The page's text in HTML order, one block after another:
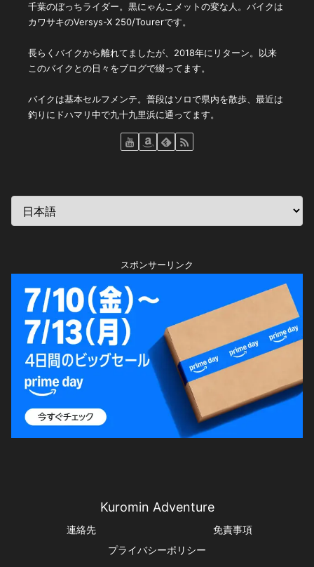
千葉のぼっちライダー。黒にゃんこメットの変な人。バイクは
カワサキのVersys-X 250/Tourerです。
長らくバイクから離れてましたが、2018年にリターン。以来
このバイクとの日々をブログで綴ってます。
バイクは基本セルフメンテ。普段はソロで県内を散歩、最近は
釣りにドハマリ中で九十九里浜に通ってます。
スポンサーリンク
Kuromin Adventure
連絡先
免責事項
プライバシーポリシー